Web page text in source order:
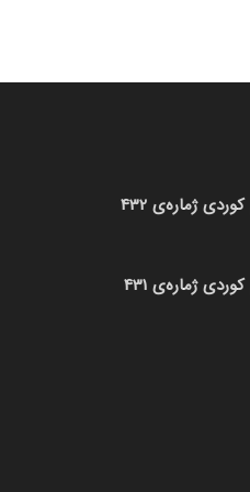
ژمارەی 432
ژمارەی 431